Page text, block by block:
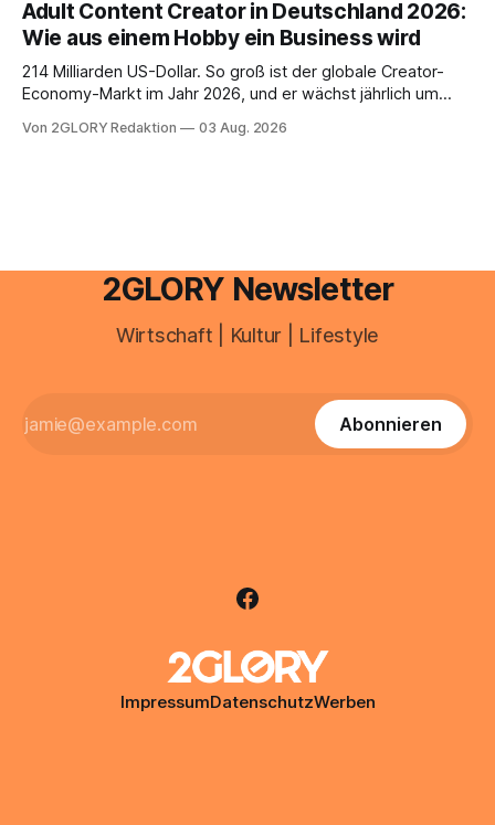
Haut empfindlich auf Stress, Schlafmangel und
Umwelteinflüsse: Sie wirkt müde, spannt oder neigt zu
Unreinheiten. Professionelle
Adult Content Creator in Deutschland 2026:
Wie aus einem Hobby ein Business wird
214 Milliarden US-Dollar. So groß ist der globale Creator-
Economy-Markt im Jahr 2026, und er wächst jährlich um
ist längst ein ernstzunehmender Wirtschaftszweig. Weltweit
Von 2GLORY Redaktion 03 Aug. 2026
2GLORY Newsletter
Wirtschaft | Kultur | Lifestyle
Abonnieren
ImpressumDatenschutzWerben